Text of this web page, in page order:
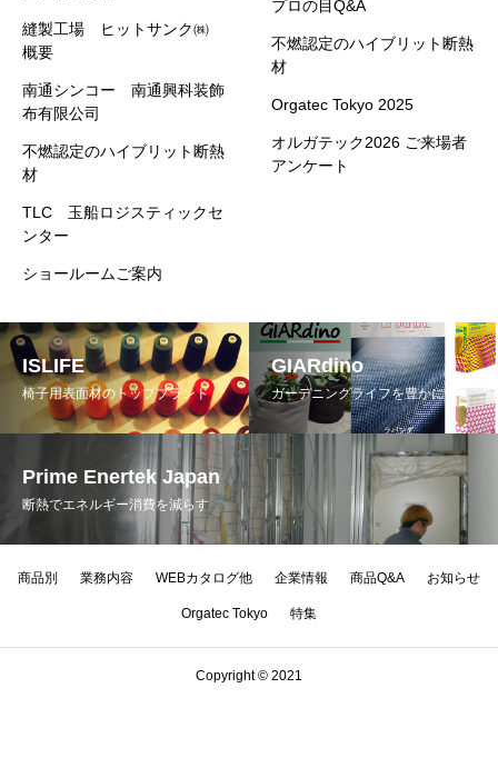
縫製工場 ヒットサンク㈱
概要
南通シンコー 南通興科装飾
布有限公司
不燃認定のハイブリット断熱
材
TLC 玉船ロジスティックセ
ンター
ショールームご案内
プロの目Q&A
不燃認定のハイブリット断熱
材
Orgatec Tokyo 2025
オルガテック2026 ご来場者
アンケート
ISLIFE
椅子用表面材のトップブランド
GIARdino
ガーデニングライフを豊かに
Prime Enertek Japan
断熱でエネルギー消費を減らす
商品別 業務内容 WEBカタログ他 企業情報 商品Q&A お知らせ
Orgatec Tokyo 特集
Copyright © 2021